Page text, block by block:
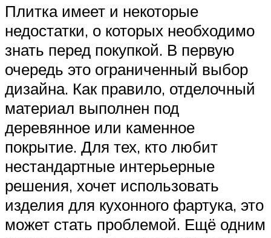
Плитка имеет и некоторые
недостатки, о которых необходимо
знать перед покупкой. В первую
очередь это ограниченный выбор
дизайна. Как правило, отделочный
материал выполнен под
деревянное или каменное
покрытие. Для тех, кто любит
нестандартные интерьерные
решения, хочет использовать
изделия для кухонного фартука, это
может стать проблемой. Ещё одним